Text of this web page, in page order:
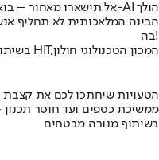
אל תישארו מאחור – בואו לגלות לאן ה-AI הולך
הבינה המלאכותית לא תחליף
בה!
בשיתוף HIT,המכון הטכנולוגי חולון
הטעויות שיחתכו לכם את קצבת
ממשיכת כספים ועד חוסר
בשיתוף מנורה מבטחים